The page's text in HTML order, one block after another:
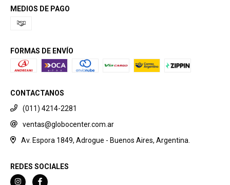
MEDIOS DE PAGO
FORMAS DE ENVÍO
CONTACTANOS
(011) 4214-2281
ventas@globocenter.com.ar
Av. Espora 1849, Adrogue - Buenos Aires, Argentina.
REDES SOCIALES